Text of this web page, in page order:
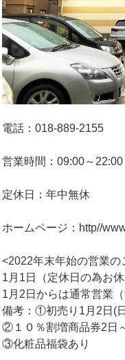
電話：018-889-2155
営業時間：09:00～22:00
定休日：年中無休
ホームページ：http//
<2022年末年始の営業
1月1日（定休日の為お休
1月2日からは通常営業（
備考：①初売り1月2日(
②１０％割増商品券2日
③化粧品福袋あり